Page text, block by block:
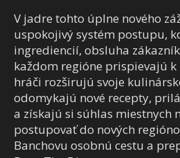
V jadre tohto úplne nového
uspokojivý systém postupu,
ingrediencií, obsluha
každom regióne prispievajú k
hráči rozširujú svoje
odomykajú nové recepty,
a získajú si súhlas miestnych
postupovať do nových
Banchovu osobnú cestu a